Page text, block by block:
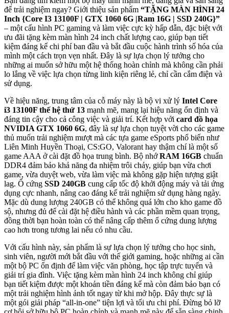
để trải nghiệm ngay? Giới thiệu sản phẩm “TẶNG MÀN HÌNH 24
Inch {Core I3 13100F | GTX 1060 6G |Ram 16G | SSD 240G}”
– một cấu hình PC gaming và làm việc cực kỳ hấp dẫn, đặc biệt với
ưu đãi tặng kèm màn hình 24 inch chất lượng cao, giúp bạn tiết
kiệm đáng kể chi phí ban đầu và bắt đầu cuộc hành trình số hóa của
mình một cách trọn vẹn nhất. Đây là sự lựa chọn lý tưởng cho
những ai muốn sở hữu một hệ thống hoàn chỉnh mà không cần phải
lo lắng về việc lựa chọn từng linh kiện riêng lẻ, chỉ cần cắm điện và
sử dụng.
Về hiệu năng, trung tâm của cỗ máy này là bộ vi xử lý Intel Core
i3 13100F thế hệ thứ 13 mạnh mẽ, mang lại hiệu năng ổn định và
đáng tin cậy cho cả công việc và giải trí. Kết hợp với card đồ họa
NVIDIA GTX 1060 6G, đây là sự lựa chọn tuyệt vời cho các game
thủ muốn trải nghiệm mượt mà các tựa game eSports phổ biến như
Liên Minh Huyền Thoại, CS:GO, Valorant hay thậm chí là một số
game AAA ở cài đặt đồ họa trung bình. Bộ nhớRAM 16GB chuẩn
DDR4 đảm bảo khả năng đa nhiệm trôi chảy, giúp bạn vừa chơi
game, vừa duyệt web, vừa làm việc mà không gặp hiện tượng giật
lag. Ổ cứng SSD 240GB cung cấp tốc độ khởi động máy và tải ứng
dụng cực nhanh, nâng cao đáng kể trải nghiệm sử dụng hàng ngày.
Mặc dù dung lượng 240GB có thể không quá lớn cho kho game đồ
sộ, nhưng đủ để cài đặt hệ điều hành và các phần mềm quan trọng,
đồng thời bạn hoàn toàn có thể nâng cấp thêm ổ cứng dung lượng
cao hơn trong tương lai nếu có nhu cầu.
Với cấu hình này, sản phẩm là sự lựa chọn lý tưởng cho học sinh,
sinh viên, người mới bắt đầu với thế giới gaming, hoặc những ai cần
một bộ PC ổn định để làm việc văn phòng, học tập trực tuyến và
giải trí gia đình. Việc tặng kèm màn hình 24 inch không chỉ giúp
bạn tiết kiệm được một khoản tiền đáng kể mà còn đảm bảo bạn có
một trải nghiệm hình ảnh tốt ngay từ khi mở hộp. Đây thực sự là
một gói giải pháp “all-in-one” tiện lợi và tối ưu chi phí. Đừng bỏ lỡ